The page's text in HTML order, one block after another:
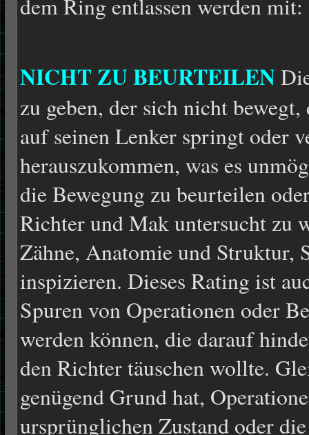
dem Ring entlassen werden mit:
NICHT ZU BEURTEILEN
zu geben, der sich nicht
auf seinen Lenker springt oder
herauszukommen, was es
die Bewegung zu beurteilen
Richter und Mak untersucht zu
Zähne, Anatomie und Struktur,
inspizieren. Dieses Rating ist
Spuren von Operationen oder
werden können, die darauf
den Richter täuschen wollte.
genügend Grund hat,
ursprünglichen Zustand oder